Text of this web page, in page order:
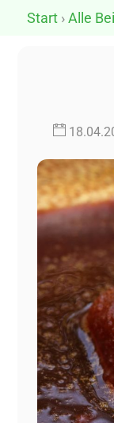
Start›Alle
18.04.